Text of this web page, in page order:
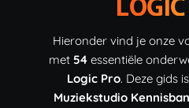
Hieronder vind je onze
met 54essentiële
Logic Pro. Deze gids
Muziekstudio